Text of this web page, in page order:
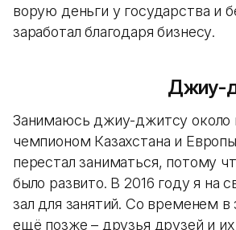
ворую деньги у государства и
заработал благодаря бизнесу.
Джиу-
Занимаюсь джиу-джитсу около
чемпионом Казахстана и
перестал заниматься, потому
было развито. В 2016 году я на
зал для занятий. Со временем в
ещё позже – друзья друзей и